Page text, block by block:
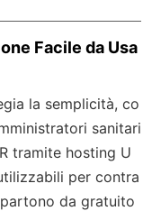
Facile da Usa
la semplicità, co
sanitari
tramite hosting U
per contra
da gratuito